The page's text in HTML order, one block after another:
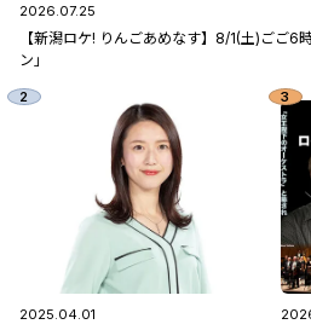
2026.07.25
【新潟ロケ! りんごあめなす】8/1(土)ごご
ン」
2025.04.01